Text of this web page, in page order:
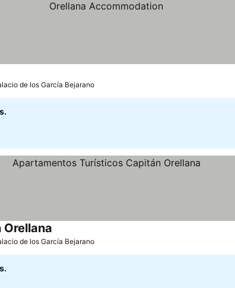
de los García Bejarano
de los García Bejarano